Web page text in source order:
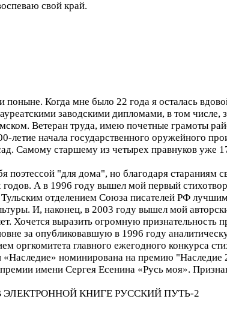
свой край.
поныне. Когда мне было 22 года я осталась
заводскими дипломами, в том числе,
Ветеран труда, имею почетные грамоты
начала государственного оружейного
Самому старшему из четырех правнуков уже
поэтессой "для дома", но благодаря стараниям
годов. А в 1996 году вышел мой первый
отделением Союза писателей РФ
И, наконец, в 2003 году вышел мой
Хочется выразить огромную признательность
за опубликовавшую в 1996 году
оргкомитета главного ежегодного конкурса
номинирована на премию
имени Сергея Есенина «Русь моя».
ЭЛЕКТРОННОЙ КНИГЕ РУССКИЙ ПУТЬ-2